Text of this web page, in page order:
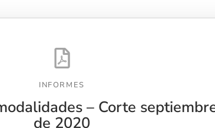
INFORMES
– Corte
de 2020